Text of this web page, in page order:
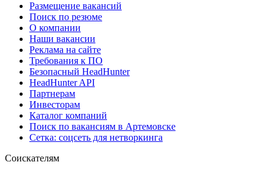
Размещение вакансий
Поиск по резюме
О компании
Наши вакансии
Реклама на сайте
Требования к ПО
Безопасный HeadHunter
HeadHunter API
Партнерам
Инвесторам
Каталог компаний
Поиск по вакансиям в Артемовске
Сетка: соцсеть для нетворкинга
Соискателям